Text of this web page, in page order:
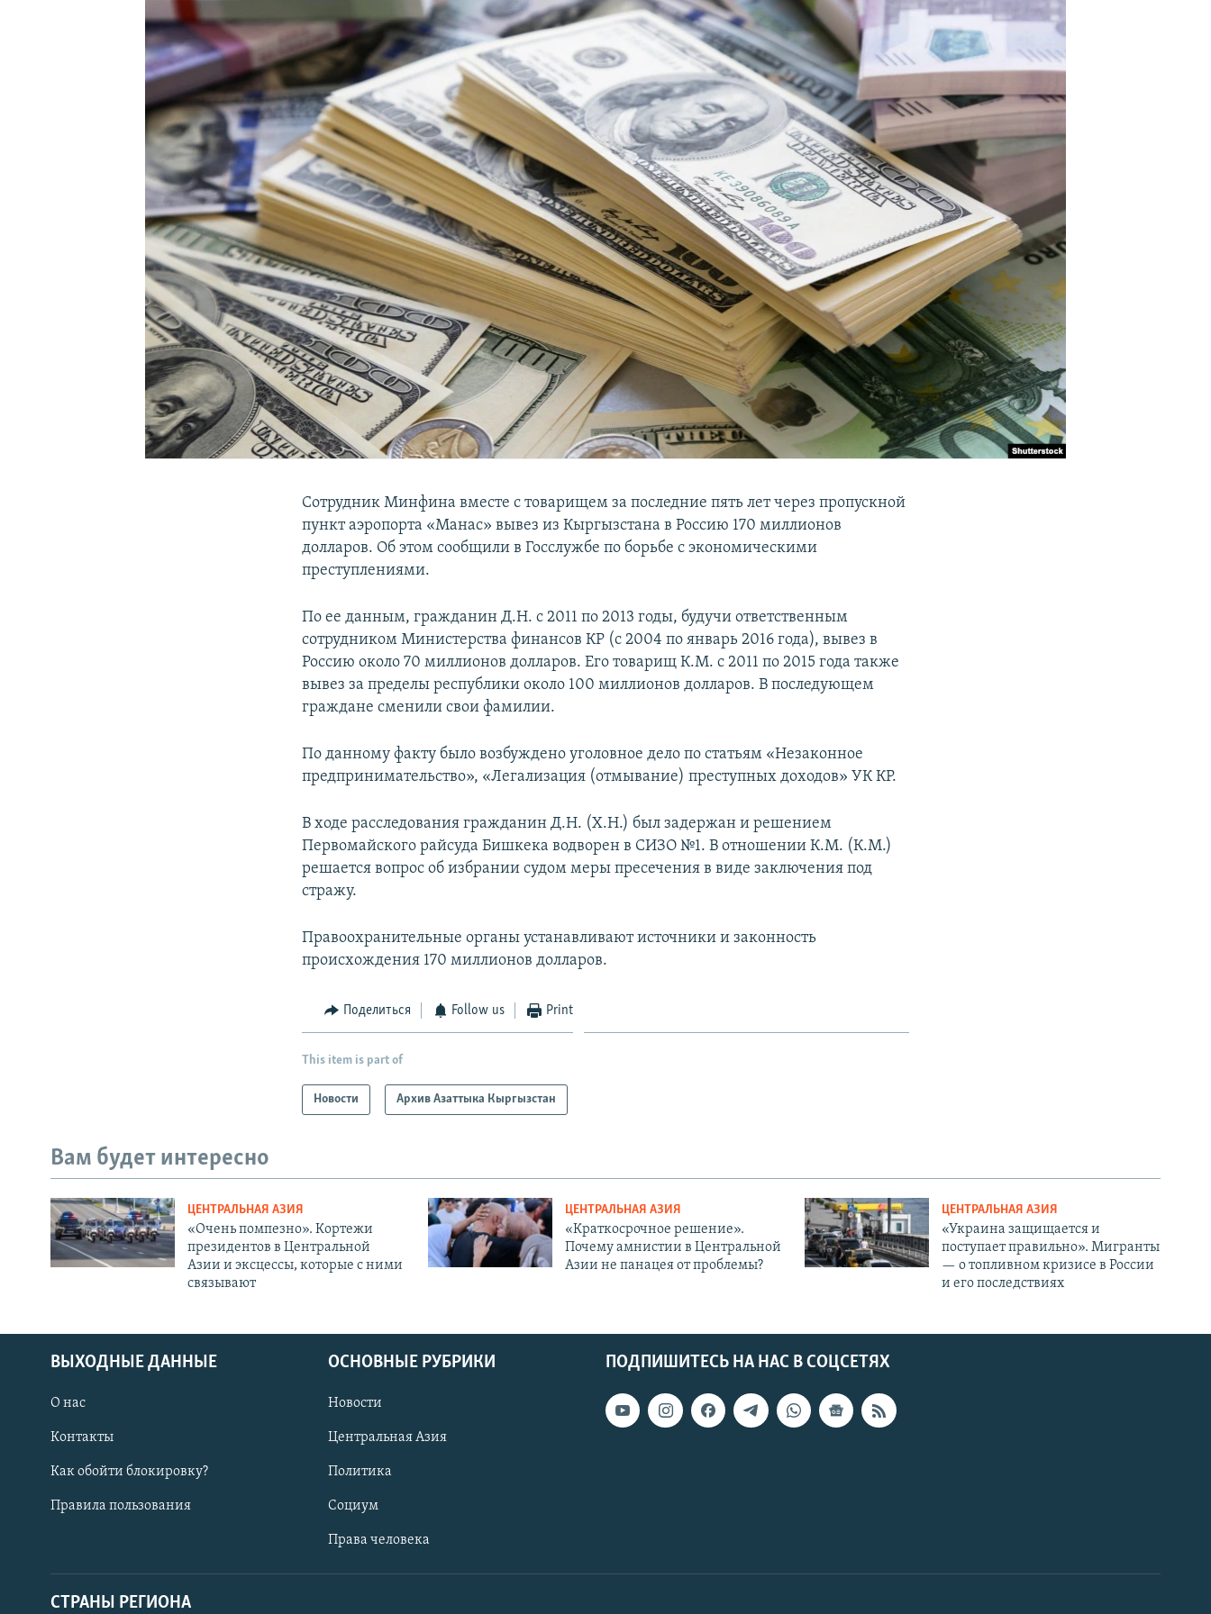
Сотрудник Минфина вместе с товарищем за последние пять лет через пропускной
пункт аэропорта «Манас» вывез из Кыргызстана в Россию 170 миллионов
долларов. Об этом сообщили в Госслужбе по борьбе с экономическими
преступлениями.
По ее данным, гражданин Д.Н. с 2011 по 2013 годы, будучи ответственным
сотрудником Министерства финансов КР (с 2004 по январь 2016 года), вывез в
Россию около 70 миллионов долларов. Его товарищ К.М. с 2011 по 2015 года также
вывез за пределы республики около 100 миллионов долларов. В последующем
граждане сменили свои фамилии.
По данному факту было возбуждено уголовное дело по статьям «Незаконное
предпринимательство», «Легализация (отмывание) преступных доходов» УК КР.
В ходе расследования гражданин Д.Н. (Х.Н.) был задержан и решением
Первомайского райсуда Бишкека водворен в СИЗО №1. В отношении К.М. (К.М.)
решается вопрос об избрании судом меры пресечения в виде заключения под
стражу.
Правоохранительные органы устанавливают источники и законность
происхождения 170 миллионов долларов.
Поделиться Follow us Print
This item is part of
Новости Архив Азаттыка Кыргызстан
Вам будет интересно
ЦЕНТРАЛЬНАЯ АЗИЯ
«Очень помпезно». Кортежи
президентов в Центральной
Азии и эксцессы, которые с ними
связывают
ЦЕНТРАЛЬНАЯ АЗИЯ
«Краткосрочное решение».
Почему амнистии в Центральной
Азии не панацея от проблемы?
ЦЕНТРАЛЬНАЯ АЗИЯ
«Украина защищается и
поступает правильно». Мигранты
— о топливном кризисе в России
и его последствиях
ПОДПИШИТЕСЬ НА НАС В СОЦСЕТЯХ
ВЫХОДНЫЕ ДАННЫЕ
О нас
Контакты
Как обойти блокировку?
Правила пользования
ОСНОВНЫЕ РУБРИКИ
Новости
Центральная Азия
Политика
Социум
Права человека
СТРАНЫ РЕГИОНА